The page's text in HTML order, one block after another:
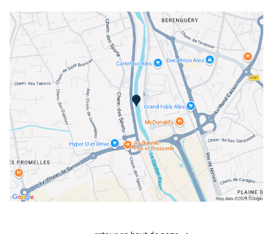
mardi
08:00 - 12:00 14:00 - 19:00
mercredi
08:00 - 12:00
14:00 - 19:00
jeudi
08:00 - 12:00 14:00 - 19:00
vendredi
08:00 - 12:0014:00 - 19:00
samedi
09:00 - 12:0014:00 - 18:30
dimanche
Fermé